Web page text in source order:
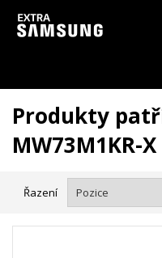
Vzhledem k aktuální situaci se
zpozdit.
Produkty
MW73M1KR-X
Řazení